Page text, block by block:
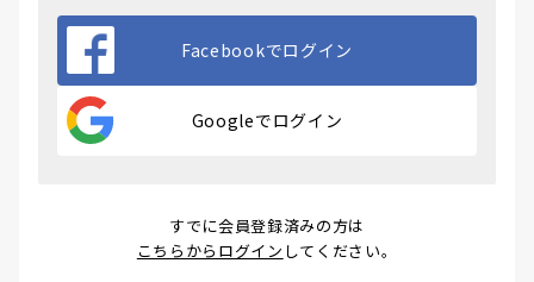
Facebookでログイン
Googleでログイン
すでに会員登録済みの方は
こちらからログイン してください。